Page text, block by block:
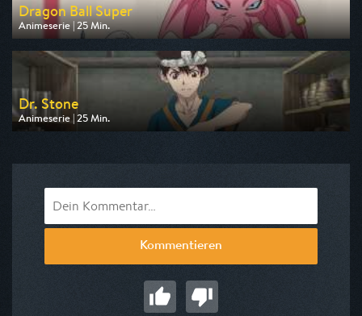
Dragon Ball Super
Animeserie | 25 Min.
Ausgestrahlt von Pro 7 Maxx
am 10.08.2026, 17:10
Dr. Stone
Animeserie | 25 Min.
Ausgestrahlt von Pro 7 Maxx
Kommentieren